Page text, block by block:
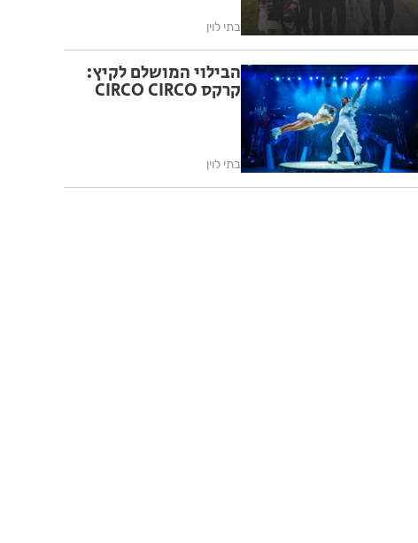
בתי לוין
הבילוי המושלם לקיץ:
קרקס CIRCO CIRCO
בתי לוין